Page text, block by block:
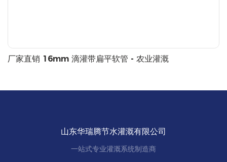
厂家直销 16mm 滴灌带扁平软管 - 农业灌溉
山东华瑞腾节水灌溉有限公司
一站式专业灌溉系统制造商